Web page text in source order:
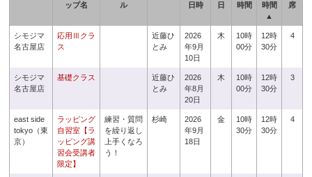
ップ名
ル
日時
日
時間
時間
▲
席
シモジマ
名古屋店
応用Ⅲクラ
ス
近藤ひ
とみ
2026
年9月
10日
木
10時
00分
12時
30分
4
シモジマ
名古屋店
基礎クラス
近藤ひ
とみ
2026
年8月
20日
木
10時
00分
12時
30分
3
east side
tokyo（東
京）
ラッピング
自習室【ラ
ッピング講
習会受講者
限定】
練習・質問
を繰り返し
上手くなろ
う！
杉崎
2026
年9月
18日
金
10時
30分
12時
30分
4